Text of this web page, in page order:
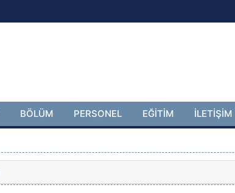
BÖLÜM PERSONEL EĞİTİM İLETİŞİM